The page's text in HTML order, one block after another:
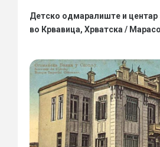
Детско одмаралиште и центар
во Крвавица, Хрватска /